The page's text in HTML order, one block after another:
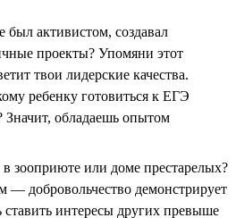
был активистом, создавал
проекты? Упомяни этот
твои лидерские качества.
ребенку готовиться к ЕГЭ
Значит, обладаешь опытом
зооприюте или доме престарелых?
— добровольчество демонстрирует
ставить интересы других превыше